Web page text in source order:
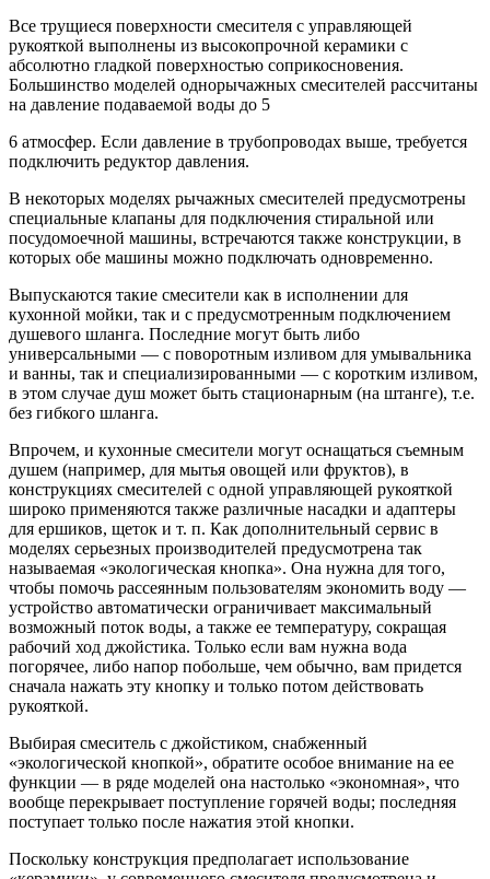
Все трущиеся поверхности смесителя с управляющей
рукояткой выполнены из высокопрочной керамики с
абсолютно гладкой поверхностью соприкосновения.
Большинство моделей однорычажных смесителей рассчитаны
на давление подаваемой воды до 5
6 атмосфер. Если давление в трубопроводах выше, требуется
подключить редуктор давления.
В некоторых моделях рычажных смесителей предусмотрены
специальные клапаны для подключения стиральной или
посудомоечной машины, встречаются также конструкции, в
которых обе машины можно подключать одновременно.
Выпускаются такие смесители как в исполнении для
кухонной мойки, так и с предусмотренным подключением
душевого шланга. Последние могут быть либо
универсальными — с поворотным изливом для умывальника
и ванны, так и специализированными — с коротким изливом,
в этом случае душ может быть стационарным (на штанге), т.е.
без гибкого шланга.
Впрочем, и кухонные смесители могут оснащаться съемным
душем (например, для мытья овощей или фруктов), в
конструкциях смесителей с одной управляющей рукояткой
широко применяются также различные насадки и адаптеры
для ершиков, щеток и т. п. Как дополнительный сервис в
моделях серьезных производителей предусмотрена так
называемая «экологическая кнопка». Она нужна для того,
чтобы помочь рассеянным пользователям экономить воду —
устройство автоматически ограничивает максимальный
возможный поток воды, а также ее температуру, сокращая
рабочий ход джойстика. Только если вам нужна вода
погорячее, либо напор побольше, чем обычно, вам придется
сначала нажать эту кнопку и только потом действовать
рукояткой.
Выбирая смеситель с джойстиком, снабженный
«экологической кнопкой», обратите особое внимание на ее
функции — в ряде моделей она настолько «экономная», что
вообще перекрывает поступление горячей воды; последняя
поступает только после нажатия этой кнопки.
Поскольку конструкция предполагает использование